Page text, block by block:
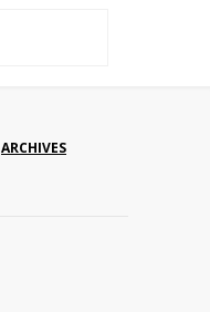
ARCHIVES